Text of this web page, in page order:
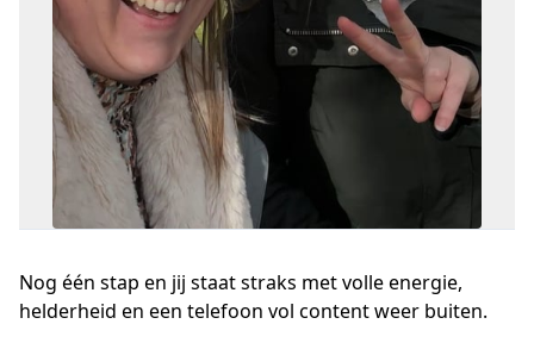
Nog één stap en jij staat straks met volle energie,
helderheid en een telefoon vol content weer buiten.